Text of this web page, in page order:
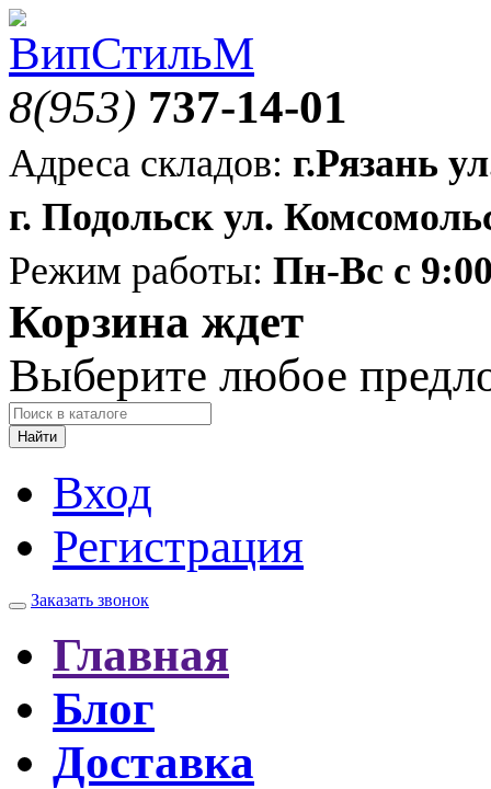
8(953) 737-14-01
Адреса складов: г.Рязань
г. Подольск ул.
Режим работы: Пн-Вс с
Корзина ждет
Выберите любое
Найти
Вход
Регистрация
Заказать звонок
Главная
Блог
Доставка